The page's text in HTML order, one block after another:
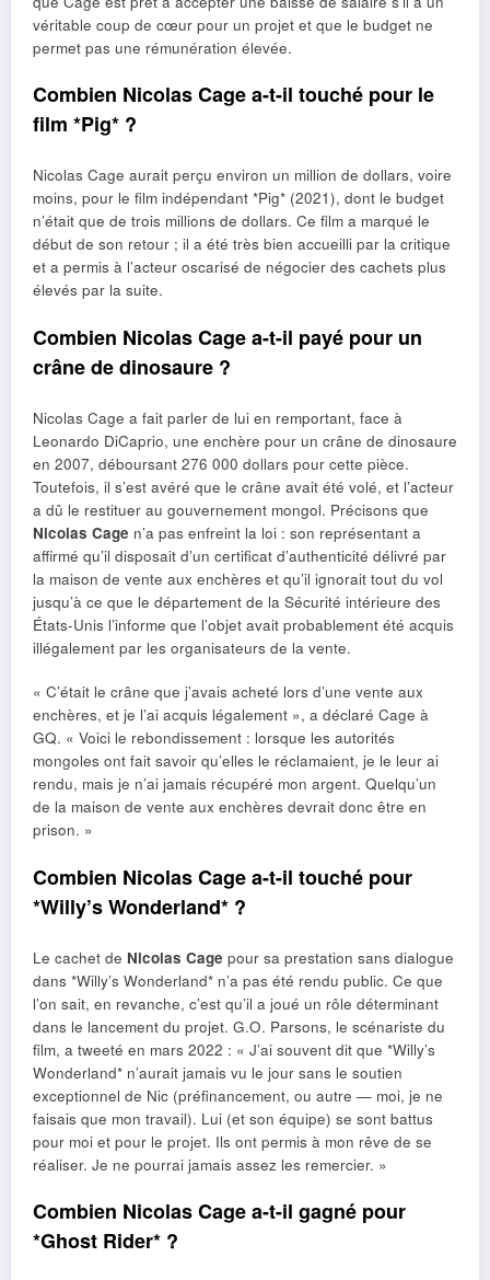
véritable coup de cœur pour un projet et que le budget ne
permet pas une rémunération élevée.
Combien Nicolas Cage a-t-il touché pour le
film *Pig* ?
Nicolas Cage aurait perçu environ un million de dollars, voire
moins, pour le film indépendant *Pig* (2021), dont le budget
n’était que de trois millions de dollars. Ce film a marqué le
début de son retour ; il a été très bien accueilli par la critique
et a permis à l’acteur oscarisé de négocier des cachets plus
élevés par la suite.
Combien Nicolas Cage a-t-il payé pour un
crâne de dinosaure ?
Nicolas Cage a fait parler de lui en remportant, face à
Leonardo DiCaprio, une enchère pour un crâne de dinosaure
en 2007, déboursant 276 000 dollars pour cette pièce.
Toutefois, il s’est avéré que le crâne avait été volé, et l’acteur
a dû le restituer au gouvernement mongol. Précisons que
Nicolas Cage n’a pas enfreint la loi : son représentant a
affirmé qu’il disposait d’un certificat d’authenticité délivré par
la maison de vente aux enchères et qu’il ignorait tout du vol
jusqu’à ce que le département de la Sécurité intérieure des
États-Unis l’informe que l’objet avait probablement été acquis
illégalement par les organisateurs de la vente.
« C’était le crâne que j’avais acheté lors d’une vente aux
enchères, et je l’ai acquis légalement », a déclaré Cage à
GQ. « Voici le rebondissement : lorsque les autorités
mongoles ont fait savoir qu’elles le réclamaient, je le leur ai
rendu, mais je n’ai jamais récupéré mon argent. Quelqu’un
de la maison de vente aux enchères devrait donc être en
prison. »
Combien Nicolas Cage a-t-il touché pour
*Willy’s Wonderland* ?
Le cachet de Nicolas Cage pour sa prestation sans dialogue
dans *Willy’s Wonderland* n’a pas été rendu public. Ce que
l’on sait, en revanche, c’est qu’il a joué un rôle déterminant
dans le lancement du projet. G.O. Parsons, le scénariste du
film, a tweeté en mars 2022 : « J’ai souvent dit que *Willy’s
Wonderland* n’aurait jamais vu le jour sans le soutien
exceptionnel de Nic (préfinancement, ou autre — moi, je ne
faisais que mon travail). Lui (et son équipe) se sont battus
pour moi et pour le projet. Ils ont permis à mon rêve de se
réaliser. Je ne pourrai jamais assez les remercier. »
Combien Nicolas Cage a-t-il gagné pour
*Ghost Rider* ?